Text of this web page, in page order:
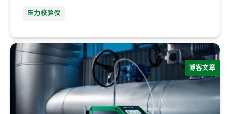
压力校验仪
博客文章